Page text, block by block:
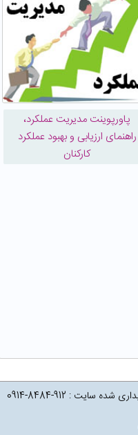
پاورپوینت مدیریت عملکرد،
راهنمای ارزیابی و بهبود عملکرد
کارکنان
شماره تماس جهت پشتیبانی از فایل های خریداری شده سایت : 912-8484-0914